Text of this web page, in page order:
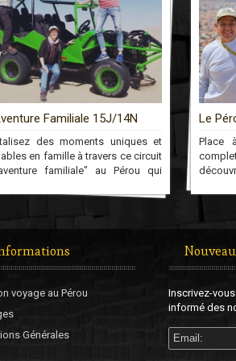
avec Nous 15J/14N
à l'authenticité avec ce circuit
dans le sud du Pérou que vous
avec Arnaud (Chauffeur
découvrir le Pérou profond à
Un voyage que nous
jamais!
de
voyage au Pérou
Générales
Inscrivez-
informé des